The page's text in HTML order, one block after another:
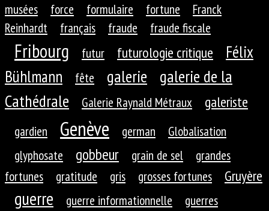
musées
force formulaire fortune
Franck
Reinhardt
français fraude fraude fiscale
Fribourg futur futurologie critique
Félix
Bühlmann
fête galerie
galerie de la
Cathédrale
Galerie Raynald Métraux galeriste
gardien Genève german
Globalisation
glyphosate
gobbeur grain de sel
grandes
fortunes
gratitude gris grosses fortunes Gruyère
guerre guerre informationnelle
guerres